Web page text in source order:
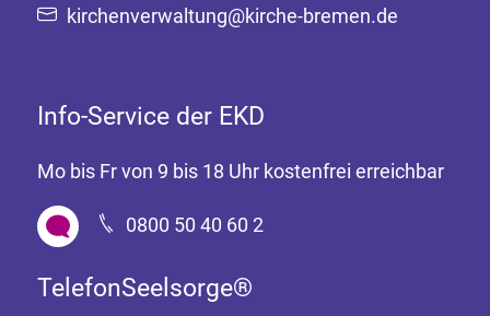
kirchenverwaltung@kirche-bremen.de
Info-Service der EKD
Mo bis Fr von 9 bis 18 Uhr kostenfrei erreichbar
0800 50 40 60 2
TelefonSeelsorge®